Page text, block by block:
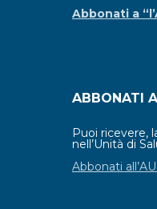
Abbonati a
ABBONATI
Puoi ricevere,
nell’Unità di
Abbonati